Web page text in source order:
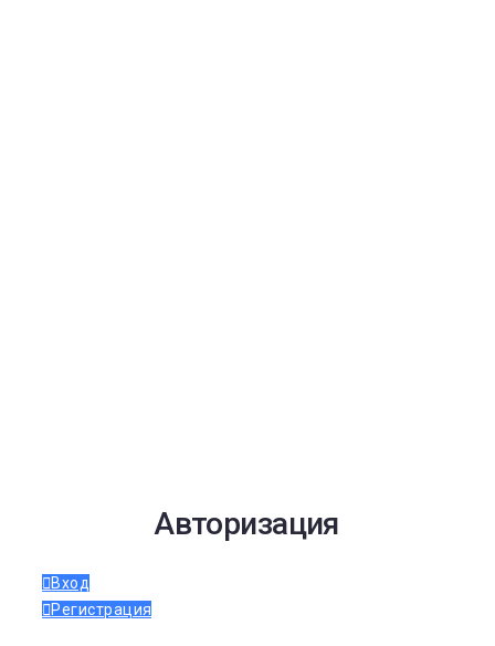
Авторизация
Вход
Регистрация